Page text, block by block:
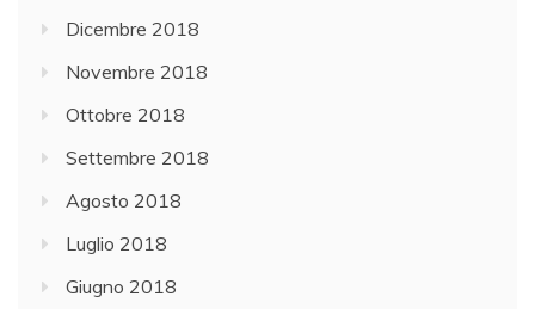
Dicembre 2018
Novembre 2018
Ottobre 2018
Settembre 2018
Agosto 2018
Luglio 2018
Giugno 2018